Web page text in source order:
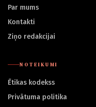
Par mums
Kontakti
Ziņo redakcijai
NOTEIKUMI
Ētikas kodekss
Privātuma politika